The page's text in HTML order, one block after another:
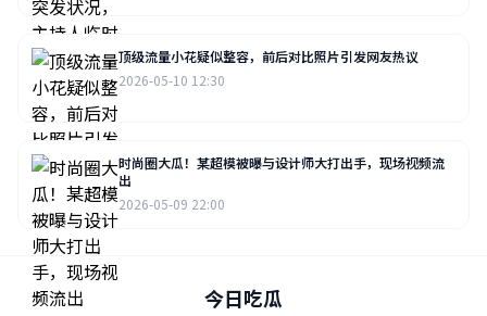
顶级流量小花疑似整容，前后对比照片引发网友热议
2026-05-10 12:30
时尚圈大瓜！某超模被曝与设计师大打出手，现场视频流
出
2026-05-09 22:00
今日吃瓜